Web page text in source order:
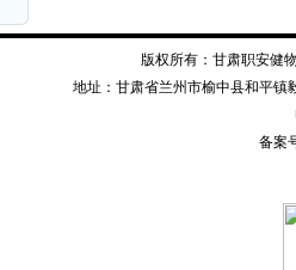
版权所有：甘肃职安健
地址：甘肃省兰州市榆中县和平镇
备案